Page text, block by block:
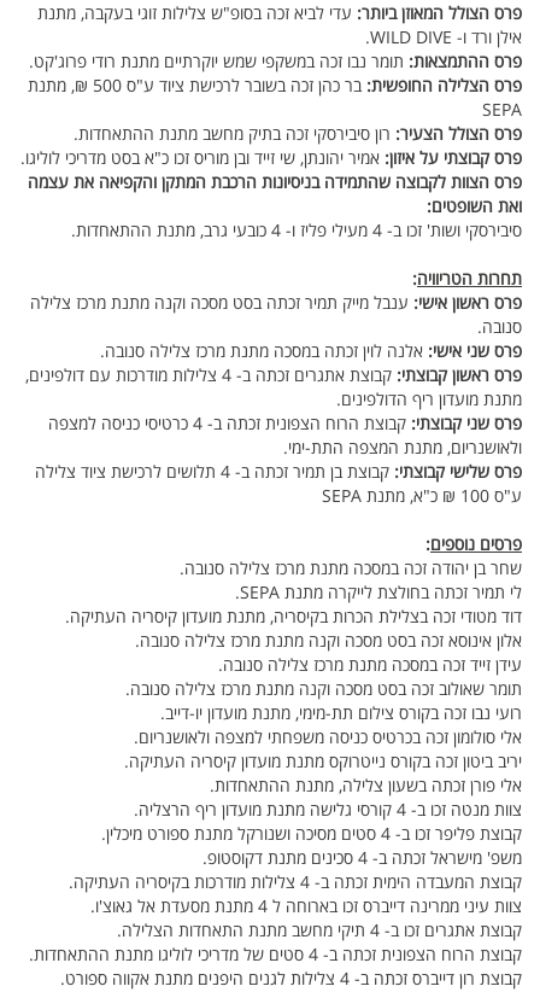
פרס הצולל המאוזן ביותר: עדי לביא זכה בסופ"ש צלילות זוגי בעקבה, מתנת
אילן ורד ו- WILD DIVE.
פרס ההתמצאות: תומר נבו זכה במשקפי שמש יוקרתיים מתנת רודי פרוג'קט.
פרס הצלילה החופשית:
בר כהן זכה בשובר לרכישת ציוד ע"ס 500 ₪, מתנת
SEPA
פרס הצולל הצעיר: רון סיבירסקי זכה בתיק מחשב מתנת ההתאחדות.
פרס קבוצתי על איזון: אמיר יהונתן, שי זייד ובן מוריס זכו כ"א בסט מדריכי לוליגו.
פרס הצוות לקבוצה שהתמידה בניסיונות הרכבת המתקן והקפיאה את עצמה
ואת השופטים:
סיבירסקי ושות' זכו ב- 4 מעילי פליז ו- 4 כובעי גרב, מתנת ההתאחדות.
תחרות הטריוויה:
פרס ראשון אישי: ענבל מייק תמיר זכתה בסט מסכה וקנה מתנת מרכז צלילה
סנובה.
פרס שני אישי: אלנה לוין זכתה במסכה מתנת מרכז צלילה סנובה.
פרס ראשון קבוצתי:
קבוצת אתגרים זכתה ב- 4 צלילות מודרכות עם דולפינים,
מתנת מועדון ריף הדולפינים.
פרס שני קבוצתי:
קבוצת הרוח הצפונית זכתה ב- 4 כרטיסי כניסה למצפה
ולאושנריום, מתנת המצפה התת-ימי.
פרס שלישי קבוצתי:
קבוצת בן תמיר זכתה ב- 4 תלושים לרכישת ציוד צלילה
ע"ס 100 ₪ כ"א, מתנת SEPA
פרסים נוספים:
שחר בן יהודה זכה במסכה מתנת מרכז צלילה סנובה.
לי תמיר זכתה בחולצת לייקרה מתנת SEPA.
דוד מטודי זכה בצלילת הכרות בקיסריה, מתנת מועדון קיסריה העתיקה.
אלון אינוסא זכה בסט מסכה וקנה מתנת מרכז צלילה סנובה.
עידן זייד זכה במסכה מתנת מרכז צלילה סנובה.
תומר שאולוב זכה בסט מסכה וקנה מתנת מרכז צלילה סנובה.
רועי נבו זכה בקורס צילום תת-מימי, מתנת מועדון יו-דייב.
אלי סולומון זכה בכרטיס כניסה משפחתי למצפה ולאושנריום.
יריב ביטון זכה בקורס נייטרוקס מתנת מועדון קיסריה העתיקה.
אלי פורן זכתה בשעון צלילה, מתנת ההתאחדות.
צוות מנטה זכו ב- 4 קורסי גלישה מתנת מועדון ריף הרצליה.
קבוצת פליפר זכו ב- 4 סטים מסיכה ושנורקל מתנת ספורט מיכלין.
משפ' מישראל זכתה ב- 4 סכינים מתנת דקוסטופ.
קבוצת המעבדה הימית זכתה ב- 4 צלילות מודרכות בקיסריה העתיקה.
צוות עיני ממרינה דייברס זכו בארוחה ל 4 מתנת מסעדת אל גאוצ'ו.
קבוצת אתגרים זכו ב- 4 תיקי מחשב מתנת התאחדות הצלילה.
קבוצת הרוח הצפונית זכתה ב- 4 סטים של מדריכי לוליגו מתנת ההתאחדות.
קבוצת רון דייברס זכתה ב- 4 צלילות לגנים היפנים מתנת אקווה ספורט.